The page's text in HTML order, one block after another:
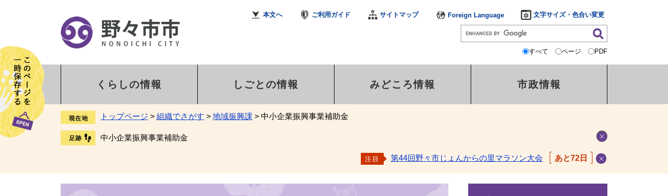
本文へ ご利用ガイド サイトマップ Foreign Language 文字サイズ・色合い変更
すべて ページ PDF
くらしの情報 しごとの情報 みどころ情報 市政情報
トップページ > 組織でさがす > 地域振興課 > 中小企業振興事業補助金
中小企業振興事業補助金
注目 第44回野々市じょんからの里マラソン大会 あと72日